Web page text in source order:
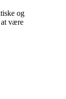
og
at være